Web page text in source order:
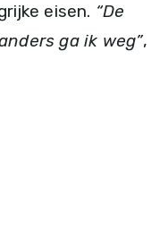
eisen. “De
ga ik weg”,